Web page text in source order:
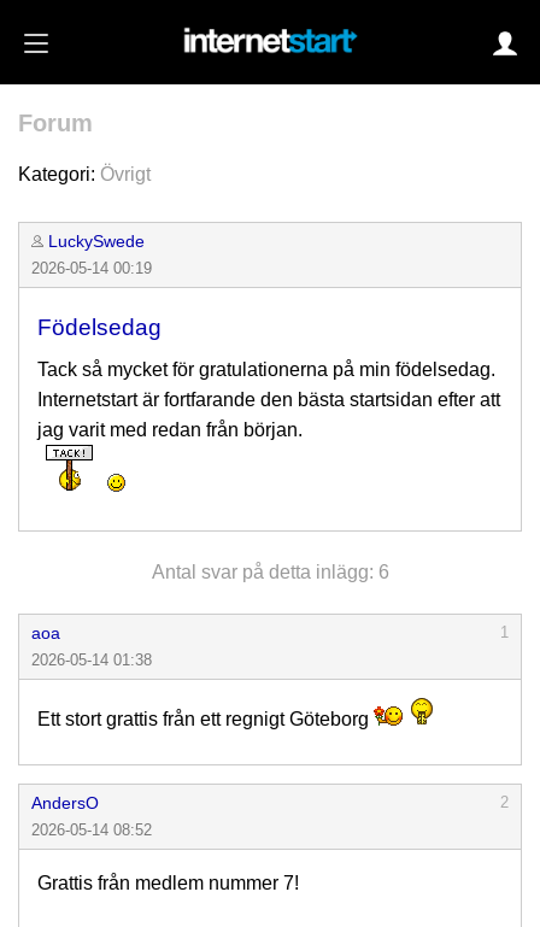
Forum
Kategori: Övrigt
LuckySwede
2026-05-14 00:19
Födelsedag
Tack så mycket för gratulationerna på min födelsedag.
Internetstart är fortfarande den bästa startsidan efter att
jag varit med redan från början.
Antal svar på detta inlägg: 6
aoa
1
2026-05-14 01:38
Ett stort grattis från ett regnigt Göteborg
AndersO
2
2026-05-14 08:52
Grattis från medlem nummer 7!